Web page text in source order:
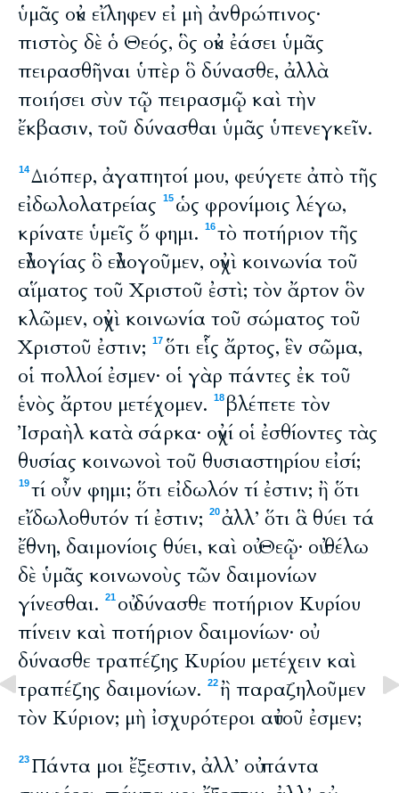
ὑμᾶς οὐκ εἴληφεν εἰ μὴ ἀνθρώπινος·
πιστὸς δὲ ὁ Θεός, ὃς οὐκ ἐάσει ὑμᾶς
πειρασθῆναι ὑπὲρ ὃ δύνασθε, ἀλλὰ
ποιήσει σὺν τῷ πειρασμῷ καὶ τὴν
ἔκβασιν, τοῦ δύνασθαι ὑμᾶς ὑπενεγκεῖν.
14Διόπερ, ἀγαπητοί μου, φεύγετε ἀπὸ τῆς
εἰδωλολατρείας
15 ὡς φρονίμοις λέγω,
κρίνατε ὑμεῖς ὅ φημι.
16τὸ ποτήριον τῆς
εὐλογίας ὃ εὐλογοῦμεν, οὐχὶ κοινωνία τοῦ
αἵματος τοῦ Χριστοῦ ἐστὶ; τὸν ἄρτον ὃν
κλῶμεν, οὐχὶ κοινωνία τοῦ σώματος τοῦ
Χριστοῦ ἐστιν;
17ὅτι εἷς ἄρτος, ἓν σῶμα,
οἱ πολλοί ἐσμεν· οἱ γὰρ πάντες ἐκ τοῦ
ἑνὸς ἄρτου μετέχομεν.
18 βλέπετε τὸν
Ἰσραὴλ κατὰ σάρκα· οὐχί οἱ ἐσθίοντες τὰς
θυσίας κοινωνοὶ τοῦ θυσιαστηρίου εἰσί;
19τί οὖν φημι; ὅτι εἰδωλόν τί ἐστιν; ἢ ὅτι
εἴδωλοθυτόν τί ἐστιν;
20ἀλλ’ ὅτι ἃ θύει τά
ἔθνη, δαιμονίοις θύει, καὶ οὐ Θεῷ· οὐ θέλω
δὲ ὑμᾶς κοινωνοὺς τῶν δαιμονίων
γίνεσθαι.
21 οὐ δύνασθε ποτήριον Κυρίου
πίνειν καὶ ποτήριον δαιμονίων· οὐ
δύνασθε τραπέζης Κυρίου μετέχειν καὶ
τραπέζης δαιμονίων.
22ἢ παραζηλοῦμεν
τὸν Κύριον; μὴ ἰσχυρότεροι αὐτοῦ ἐσμεν;
23 Πάντα μοι ἔξεστιν, ἀλλ’ οὐ πάντα